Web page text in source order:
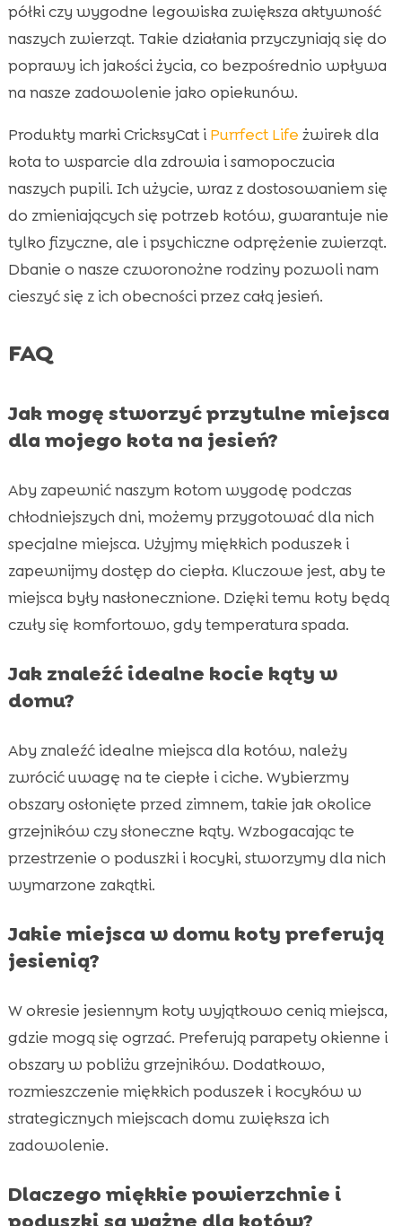
półki czy wygodne legowiska zwiększa aktywność
naszych zwierząt. Takie działania przyczyniają się do
poprawy ich jakości życia, co bezpośrednio wpływa
na nasze zadowolenie jako opiekunów.
Produkty marki CricksyCat i Purrfect Life żwirek dla
kota to wsparcie dla zdrowia i samopoczucia
naszych pupili. Ich użycie, wraz z dostosowaniem się
do zmieniających się potrzeb kotów, gwarantuje nie
tylko fizyczne, ale i psychiczne odprężenie zwierząt.
Dbanie o nasze czworonożne rodziny pozwoli nam
cieszyć się z ich obecności przez całą jesień.
FAQ
Jak mogę stworzyć przytulne miejsca
dla mojego kota na jesień?
Aby zapewnić naszym kotom wygodę podczas
chłodniejszych dni, możemy przygotować dla nich
specjalne miejsca. Użyjmy miękkich poduszek i
zapewnijmy dostęp do ciepła. Kluczowe jest, aby te
miejsca były nasłonecznione. Dzięki temu koty będą
czuły się komfortowo, gdy temperatura spada.
Jak znaleźć idealne kocie kąty w
domu?
Aby znaleźć idealne miejsca dla kotów, należy
zwrócić uwagę na te ciepłe i ciche. Wybierzmy
obszary osłonięte przed zimnem, takie jak okolice
grzejników czy słoneczne kąty. Wzbogacając te
przestrzenie o poduszki i kocyki, stworzymy dla nich
wymarzone zakątki.
Jakie miejsca w domu koty preferują
jesienią?
W okresie jesiennym koty wyjątkowo cenią miejsca,
gdzie mogą się ogrzać. Preferują parapety okienne i
obszary w pobliżu grzejników. Dodatkowo,
rozmieszczenie miękkich poduszek i kocyków w
strategicznych miejscach domu zwiększa ich
zadowolenie.
Dlaczego miękkie powierzchnie i